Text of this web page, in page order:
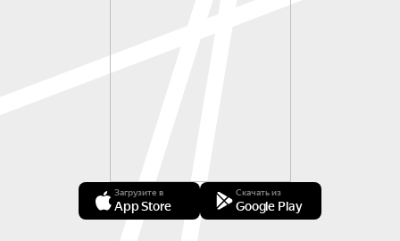
Загрузите в
App Store
Скачать из
Google Play